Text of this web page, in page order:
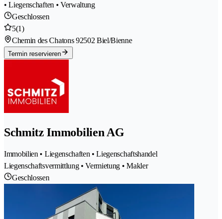
• Liegenschaften • Verwaltung
Geschlossen
5(1)
Chemin des Chatons 92502 Biel/Bienne
Termin reservieren
Schmitz Immobilien AG
Immobilien • Liegenschaften • Liegenschaftshandel
Liegenschaftsvermittlung • Vermietung • Makler
Geschlossen